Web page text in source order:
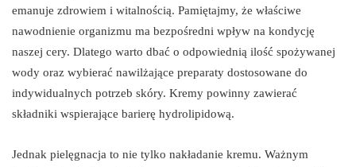
emanuje zdrowiem i witalnością. Pamiętajmy, że właściwe
nawodnienie organizmu ma bezpośredni wpływ na kondycję
naszej cery. Dlatego warto dbać o odpowiednią ilość spożywanej
wody oraz wybierać nawilżające preparaty dostosowane do
indywidualnych potrzeb skóry. Kremy powinny zawierać
składniki wspierające barierę hydrolipidową.
Jednak pielęgnacja to nie tylko nakładanie kremu. Ważnym